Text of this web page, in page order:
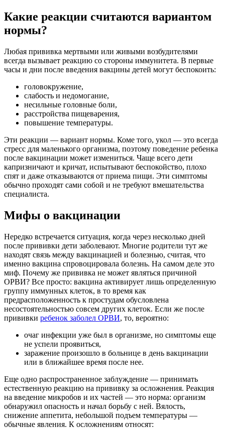
Какие реакции считаются вариантом
нормы?
Любая прививка мертвыми или живыми возбудителями
всегда вызывает реакцию со стороны иммунитета. В первые
часы и дни после введения вакцины детей могут беспокоить:
головокружение,
слабость и недомогание,
несильные головные боли,
расстройства пищеварения,
повышение температуры.
Эти реакции — вариант нормы. Коме того, укол — это всегда
стресс для маленького организма, поэтому поведение ребенка
после вакцинации может измениться. Чаще всего дети
капризничают и кричат, испытывают беспокойство, плохо
спят и даже отказываются от приема пищи. Эти симптомы
обычно проходят сами собой и не требуют вмешательства
специалиста.
Мифы о вакцинации
Нередко встречается ситуация, когда через несколько дней
после прививки дети заболевают. Многие родители тут же
находят связь между вакцинацией и болезнью, считая, что
именно вакцина спровоцировала болезнь. На самом деле это
миф. Почему же прививка не может являться причиной
ОРВИ? Все просто: вакцина активирует лишь определенную
группу иммунных клеток, в то время как
предрасположенность к простудам обусловлена
несостоятельностью совсем других клеток. Если же после
прививки ребенок заболел ОРВИ, то, вероятно:
очаг инфекции уже был в организме, но симптомы еще
не успели проявиться,
заражение произошло в больнице в день вакцинации
или в ближайшее время после нее.
Еще одно распространенное заблуждение — принимать
естественную реакцию на прививку за осложнения. Реакция
на введение микробов и их частей — это норма: организм
обнаружил опасность и начал борьбу с ней. Вялость,
снижение аппетита, небольшой подъем температуры —
обычные явления. К осложнениям относят: